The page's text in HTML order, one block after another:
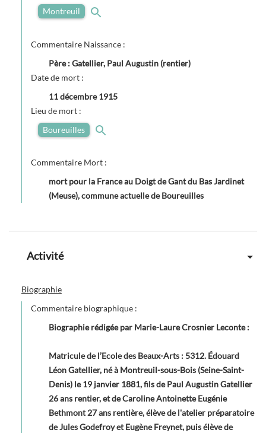
Montreuil
Commentaire Naissance :
Père : Gatellier, Paul Augustin (rentier)
Date de mort :
11 décembre 1915
Lieu de mort :
Boureuilles
Commentaire Mort :
mort pour la France au Doigt de Gant du Bas Jardinet
(Meuse), commune actuelle de Boureuilles
Activité
Biographie
Commentaire biographique :
Biographie rédigée par Marie-Laure Crosnier Leconte:
Matricule de l’Ecole des Beaux-Arts : 5312. Édouard
Léon Gatellier, né à Montreuil-sous-Bois (Seine-Saint-
Denis) le 19 janvier 1881, fils de Paul Augustin Gatellier
26 ans rentier, et de Caroline Antoinette Eugénie
Bethmont 27 ans rentière, élève de l'atelier préparatoire
de Jules Godefroy et Eugène Freynet, puis élève de